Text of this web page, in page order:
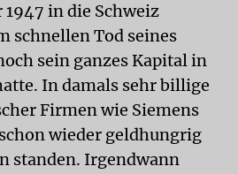
1947 in die Schweiz
schnellen Tod seines
sein ganzes Kapital in
In damals sehr billige
Firmen wie Siemens
wieder geldhungrig
standen. Irgendwann